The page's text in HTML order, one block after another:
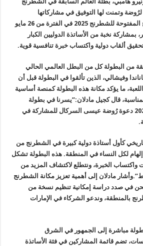
لرُوضة وتمنت لها التوفيق في مشاركاتها
القادمة.تُقام بطولة النرويج المفتوحة للشطرنج 2025 في الفترة من 26 مايو
بمشاركة نخبة من الأساتذة الدوليين الكبار
ألقاب دولية واكتساب خبرة تنافسية قوية.
من البطولة كل من البطل العالمي الحالي
وفيشالي، الذين تألقوا في البطولة قبل أن
ما يؤكد مكانة هذه البطولة كمنصة أساسية
قال كجيل مادلان:”يسرنا في بطولة
بطولة النرويج للشطرنج 2025 دعوة رُوضة عيسى السركال للمشاركة في
كأول أستاذة دولية كبيرة في الشطرنج من
لكل النساء في المنطقة. هذه البطولة تشكل
واكتساب الخبرة، ونتطلع لاكتشاف المزيد من
مادلان إلى أهمية تعزيز مكانة الشطرنج
في صدد دراسة إمكانية تنظيم نسخة من
بالمنطقة، وندعو الشركاء في الإمارات
مباشرة إلى الجمهور في الشرق
تضم قائمة المشاركين في فئة الأساتذة